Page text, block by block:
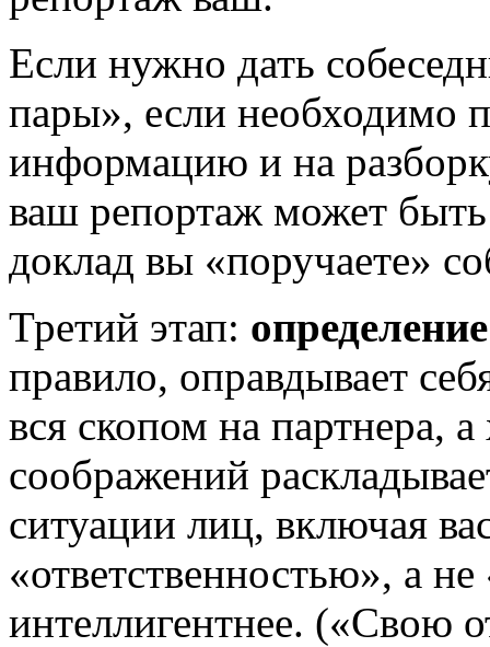
Если нужно дать
пары», если необходимо
информацию и на
ваш репортаж может быть
доклад вы «поручаете»
Третий этап:
правило, оправдывает
вся скопом на партнера,
соображений
ситуации лиц, включая
«ответственностью​», а
интеллигентнее. («Свою